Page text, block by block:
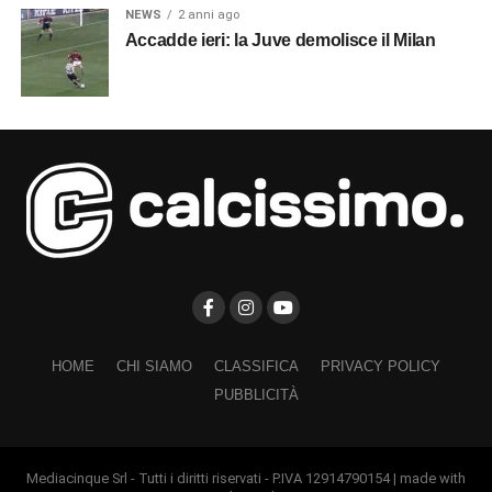
NEWS 2 anni ago
Accadde ieri: la Juve demolisce il Milan
HOME CHI SIAMO CLASSIFICA
PRIVACY POLICY
PUBBLICITÀ
Mediacinque Srl - Tutti i diritti riservati - P.IVA 12914790154 | made with